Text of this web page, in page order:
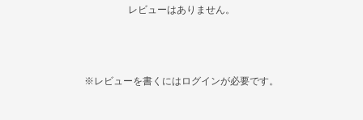
レビューはありません。
※レビューを書くには ログインが必要です。